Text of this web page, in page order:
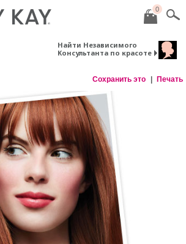
0
Найти Независимого
Консультанта по красоте
Сохранить это Печать